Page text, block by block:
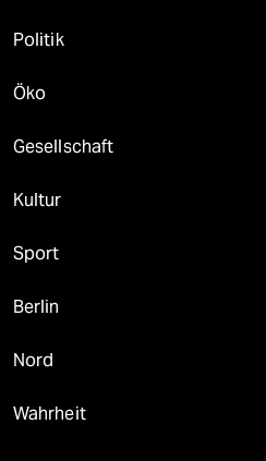
Politik
Öko
Gesellschaft
Kultur
Sport
Berlin
Nord
Wahrheit